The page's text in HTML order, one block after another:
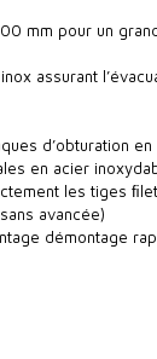
mm pour un
assurant
d’obturation en
en acier
les tiges
avancée)
démontage